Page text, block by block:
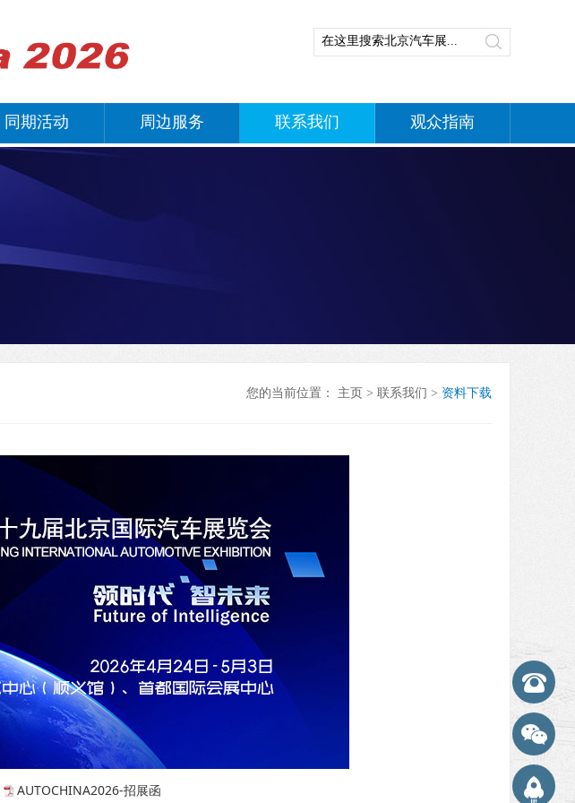
同期活动 周边服务 联系我们 观众指南
您的当前位置： 主页 > 联系我们 > 资料下载
AUTOCHINA2026-招展函